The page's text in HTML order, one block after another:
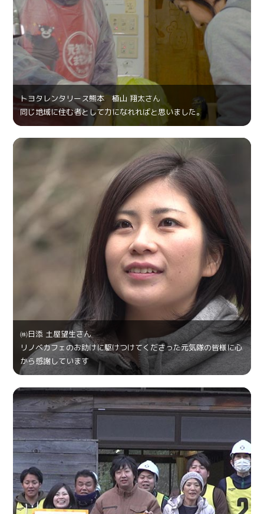
トヨタレンタリース熊本 植山 翔太さん
同じ地域に住む者として力になれればと思いました。
㈱日添 土屋望生さん
リノベカフェのお助けに駆けつけてくださった元気隊の皆様に心
から感謝しています